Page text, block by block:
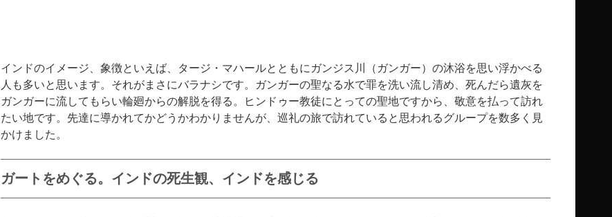
インドのイメージ、象徴といえば、タージ・マハールとともにガンジス川（ガンガー）の沐浴を思い浮かべる
人も多いと思います。それがまさにバラナシです。ガンガーの聖なる水で罪を洗い流し清め、死んだら遺灰を
ガンガーに流してもらい輪廻からの解脱を得る。ヒンドゥー教徒にとっての聖地ですから、敬意を払って訪れ
たい地です。先達に導かれてかどうかわかりませんが、巡礼の旅で訪れていると思われるグループを数多く見
かけました。
ガートをめぐる。インドの死生観、インドを感じる